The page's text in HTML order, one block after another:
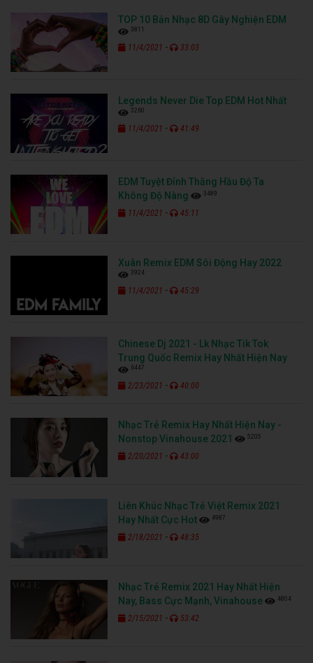
TOP 10 Bản Nhạc 8D Gây Nghiện EDM
3811
11/4/2021 - 33:03
Legends Never Die Top EDM Hot Nhất
3260
11/4/2021 - 41:49
EDM Tuyệt Đỉnh Thằng Hầu Độ Ta
Không Độ Nàng
3489
11/4/2021 - 45:11
Xuân Remix EDM Sôi Động Hay 2022
3924
11/4/2021 - 45:29
Chinese Dj 2021 - Lk Nhạc Tik Tok
Trung Quốc Remix Hay Nhất Hiện Nay
6447
2/23/2021 - 40:00
Nhạc Trẻ Remix Hay Nhất Hiện Nay -
Nonstop Vinahouse 2021
5205
2/20/2021 - 43:00
Liên Khúc Nhạc Trẻ Việt Remix 2021
Hay Nhất Cực Hot
4987
2/18/2021 - 48:35
Nhạc Trẻ Remix 2021 Hay Nhất Hiện
Nay, Bass Cực Mạnh, Vinahouse
4804
2/15/2021 - 53:42